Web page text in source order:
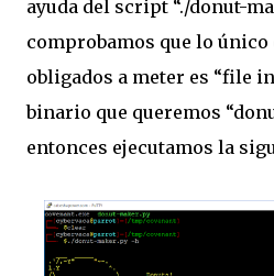
ayuda del script “./donut-
comprobamos que lo único
obligados a meter es “file
binario que queremos
entonces ejecutamos la